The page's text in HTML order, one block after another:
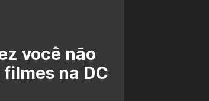
você não
na DC